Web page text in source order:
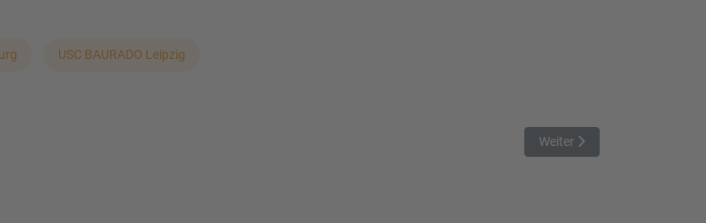
USC BAURADO Leipzig
Nächster Beitrag: Titans III
Weiter